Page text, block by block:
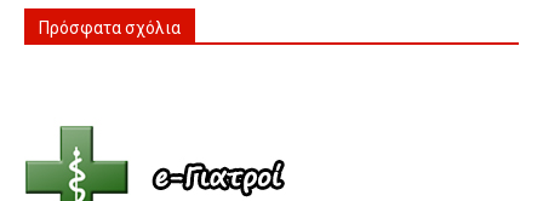
Πρόσφατα σχόλια